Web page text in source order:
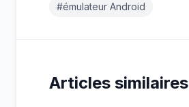
#émulateur Android
Articles similaires